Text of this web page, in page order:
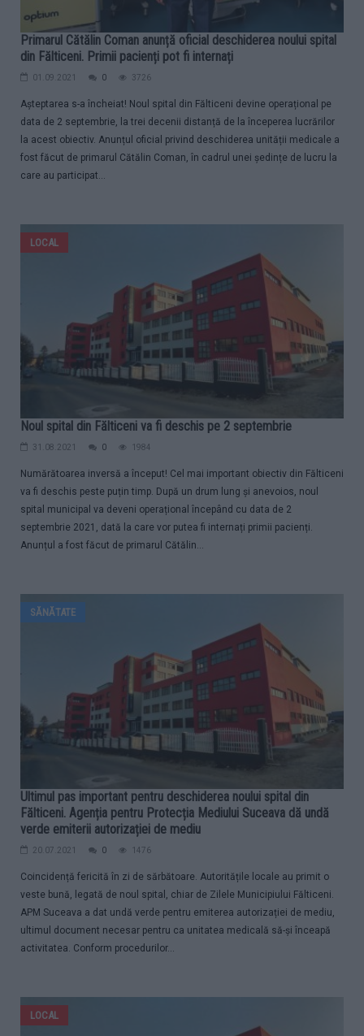
Primarul Cătălin Coman anunță oficial deschiderea noului spital
din Fălticeni. Primii pacienți pot fi internați
01.09.2021 0 3726
Așteptarea s-a încheiat! Noul spital din Fălticeni devine operațional pe
data de 2 septembrie, la trei decenii distanță de la începerea lucrărilor
la acest obiectiv. Anunțul oficial privind deschiderea unității medicale a
fost făcut de primarul Cătălin Coman, în cadrul unei ședințe de lucru la
care au participat...
LOCAL
Noul spital din Fălticeni va fi deschis pe 2 septembrie
31.08.2021 0 1984
Numărătoarea inversă a început! Cel mai important obiectiv din Fălticeni
va fi deschis peste puțin timp. După un drum lung și anevoios, noul
spital municipal va deveni operațional începând cu data de 2
septembrie 2021, dată la care vor putea fi internați primii pacienți.
Anunțul a fost făcut de primarul Cătălin...
SĂNĂTATE
Ultimul pas important pentru deschiderea noului spital din
Fălticeni. Agenția pentru Protecția Mediului Suceava dă undă
verde emiterii autorizației de mediu
20.07.2021 0 1476
Coincidență fericită în zi de sărbătoare. Autoritățile locale au primit o
veste bună, legată de noul spital, chiar de Zilele Municipiului Fălticeni.
APM Suceava a dat undă verde pentru emiterea autorizației de mediu,
ultimul document necesar pentru ca unitatea medicală să-și înceapă
activitatea. Conform procedurilor...
LOCAL